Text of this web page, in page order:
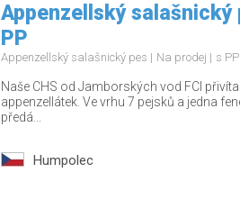
Appenzellský
PP
Appenzellský salašnický pes Na prodej s
Naše CHS od Jamborských vod FCI
appenzellátek. Ve vrhu 7 pejsků a jedna
předá...
Humpolec